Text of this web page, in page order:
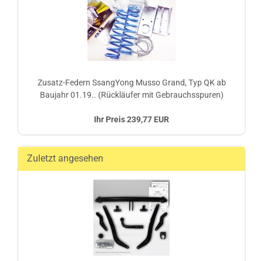
Zusatz-Federn SsangYong Musso Grand, Typ QK ab
Baujahr 01.19.. (Rückläufer mit Gebrauchsspuren)
Ihr Preis 239,77 EUR
Zuletzt angesehen